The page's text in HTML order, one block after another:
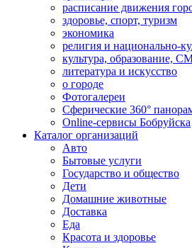
расписание движения
здоровье, спорт, туризм
экономика
религия и национально-
культура, образование,
литература и искусство
о городе
Фотогалереи
Сферические 360°
Online-сервисы Бобруйска
Каталог организаций
Авто
Бытовые услуги
Государство и общество
Дети
Домашние животные
Доставка
Еда
Красота и здоровье